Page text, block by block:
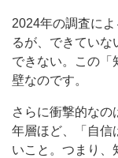
2024年の調査に
るが、できていな
できない。この「
壁なのです。
さらに衝撃的なの
年層ほど、「自信
いこと。つまり、